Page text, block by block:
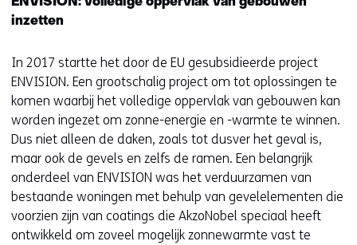
inzetten
In 2017 startte het door de EU gesubsidieerde project
ENVISION. Een grootschalig project om tot oplossingen te
komen waarbij het volledige oppervlak van gebouwen kan
worden ingezet om zonne-energie en -warmte te winnen.
Dus niet alleen de daken, zoals tot dusver het geval is,
maar ook de gevels en zelfs de ramen. Een belangrijk
onderdeel van ENVISION was het verduurzamen van
bestaande woningen met behulp van gevelelementen die
voorzien zijn van coatings die AkzoNobel speciaal heeft
ontwikkeld om zoveel mogelijk zonnewarmte vast te